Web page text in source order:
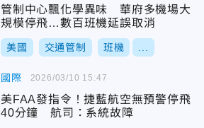
管制中心飄化學異味 華府多機場大
規模停飛…數百班機延誤取消
美國 交通管制 班機
國際
美FAA發指令！捷藍航空無預警停飛
40分鐘 航司：系統故障
2026/03/10 15:47